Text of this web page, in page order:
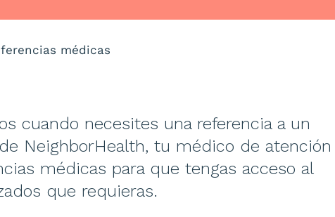
médicas
cuando necesites una referencia a un
NeighborHealth, tu médico de atención
médicas para que tengas acceso al
que requieras.